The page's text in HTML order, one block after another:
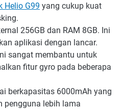
Helio G99 yang cukup kuat
256GB dan RAM 8GB. Ini
aplikasi dengan lancar.
sangat membantu untuk
fitur gyro pada beberapa
berkapasitas 6000mAh yang
pengguna lebih lama